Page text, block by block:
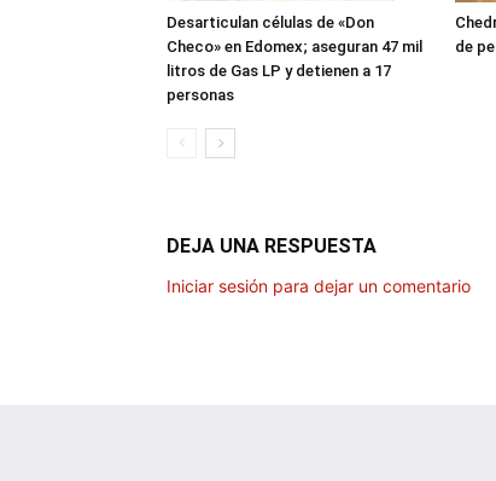
Desarticulan células de «Don
Checo» en Edomex; aseguran 47 mil
litros de Gas LP y detienen a 17
personas
de
DEJA UNA RESPUESTA
Iniciar sesión para dejar un comentario